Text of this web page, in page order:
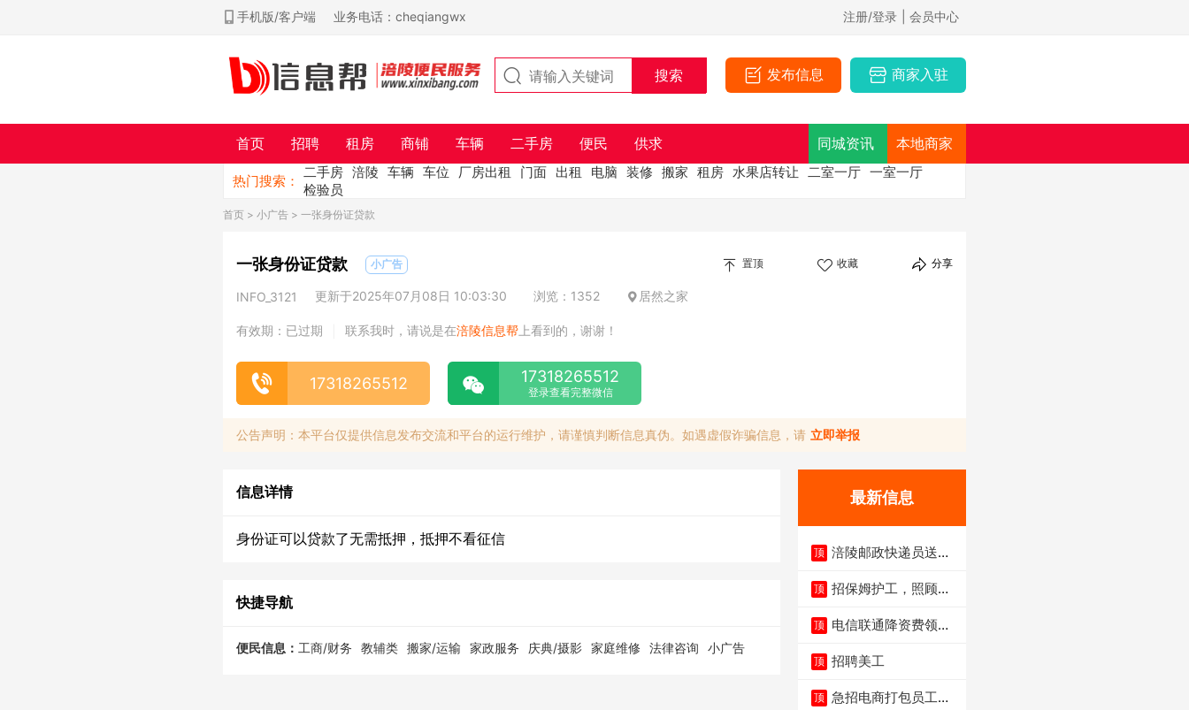
手机版/客户端 业务电话：cheqiangwx 注册/登录 | 会员中心
发布信息 商家入驻
首页 招聘 租房 商铺 车辆 二手房 便民 供求 同城资讯 本地商家
热门搜索：
二手房 涪陵 车辆 车位 厂房出租 门面 出租 电脑 装修 搬家 租房 水果店转让 二室一厅 一室一厅
检验员
首页 > 小广告 > 一张身份证贷款
一张身份证贷款 小广告 置顶 收藏 分享
INFO_3121 更新于2025年07月08日 10:03:30 浏览：1352 居然之家
有效期：已过期 联系我时，请说是在涪陵信息帮 上看到的，谢谢！
17318265512 17318265512
登录查看完整微信
公告声明：本平台仅提供信息发布交流和平台的运行维护，请谨慎判断信息真伪。如遇虚假诈骗信息，请 立即举报
信息详情
身份证可以贷款了无需抵押，抵押不看征信
快捷导航
便民信息： 工商/财务 教辅类 搬家/运输 家政服务 庆典/摄影 家庭维修 法律咨询 小广告
最新信息
顶 涪陵邮政快递员送货
顶 招保姆护工，照顾病
顶 电信联通降资费领价
顶 招聘美工
顶 急招电商打包员工作